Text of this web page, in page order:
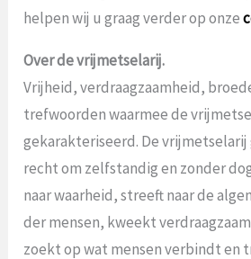
helpen wij u graag verder op onze
Over de vrijmetselarij.
Vrijheid, verdraagzaamheid,
trefwoorden waarmee de
gekarakteriseerd. De vrijmetselarij
recht om zelfstandig en zonder
naar waarheid, streeft naar de
der mensen, kweekt
zoekt op wat mensen verbindt en